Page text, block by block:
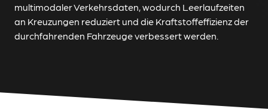
multimodaler Verkehrsdaten, wodurch Leerlaufzeiten
an Kreuzungen reduziert und die Kraftstoffeffizienz der
durchfahrenden Fahrzeuge verbessert werden.